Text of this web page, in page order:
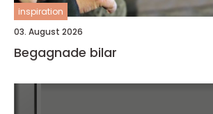
inspiration
03. August 2026
Begagnade bilar